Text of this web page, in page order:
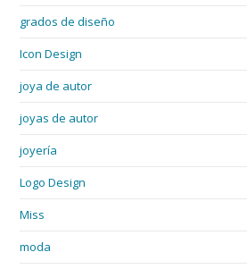
grados de diseño
Icon Design
joya de autor
joyas de autor
joyería
Logo Design
Miss
moda